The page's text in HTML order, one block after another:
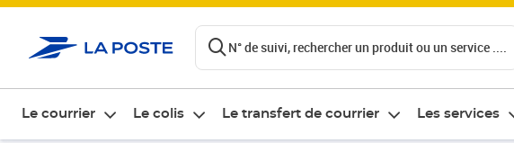
N° de suivi, rechercher un produit ou un service ....
Le courrier Le colis Le transfert de courrier Les services